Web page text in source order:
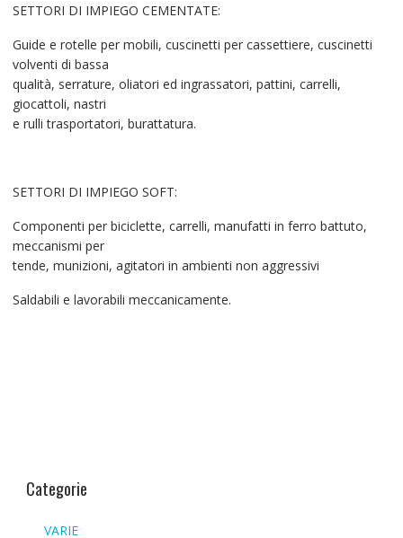
SETTORI DI IMPIEGO CEMENTATE:
Guide e rotelle per mobili, cuscinetti per cassettiere, cuscinetti
volventi di bassa
qualità, serrature, oliatori ed ingrassatori, pattini, carrelli,
giocattoli, nastri
e rulli trasportatori, burattatura.
SETTORI DI IMPIEGO SOFT:
Componenti per biciclette, carrelli, manufatti in ferro battuto,
meccanismi per
tende, munizioni, agitatori in ambienti non aggressivi
Saldabili e lavorabili meccanicamente.
Categorie
VARIE